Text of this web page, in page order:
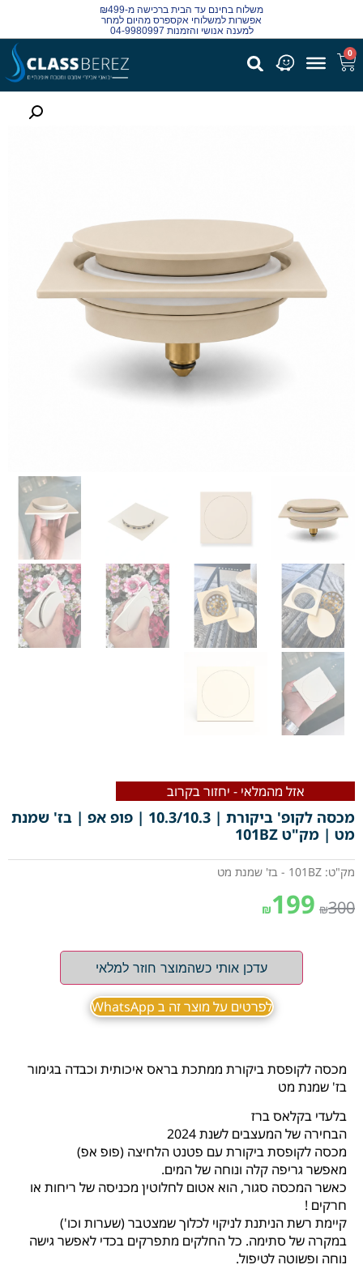
משלוח בחינם עד הבית ברכישה מ-₪499
אפשרות למשלוחי אקספרס מהיום למחר
למענה אנושי והזמנות 04-9980997
0
אזל מהמלאי - יחזור בקרוב
מכסה לקופ' ביקורת | 10.3/10.3 | פופ אפ | בז' שמנת
מט | מק"ט 101BZ
מק"ט: 101BZ - בז' שמנת מט
₪300
₪199
עדכן אותי כשהמוצר חוזר למלאי
לפרטים על מוצר זה ב WhatsApp
מכסה לקופסת ביקורת ממתכת בראס איכותית וכבדה בגימור
בז' שמנת מט
בלעדי בקלאס ברז
הבחירה של המעצבים לשנת 2024
מכסה לקופסת ביקורת עם פטנט הלחיצה (פופ אפ)
מאפשר גריפה קלה ונוחה של המים.
כאשר המכסה סגור, הוא אטום לחלוטין מכניסה של ריחות או
חרקים !
קיימת רשת הניתנת לניקוי לכלוך שמצטבר (שערות וכו')
במקרה של סתימה. כל החלקים מתפרקים בכדי לאפשר גישה
נוחה ופשוטה לטיפול.